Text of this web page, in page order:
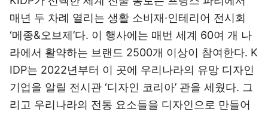
매년 두 차례 열리는 생활 소비재·인테리어 전시회
‘메종&오브제’다. 이 행사에는 매번 세계 60여 개 나
라에서 활약하는 브랜드 2500개 이상이 참여한다. K
IDP는 2022년부터 이 곳에 우리나라의 유망 디자인
기업을 알릴 전시관 ‘디자인 코리아’ 관을 세웠다. 그
리고 우리나라의 전통 요소들을 디자인으로 만들어